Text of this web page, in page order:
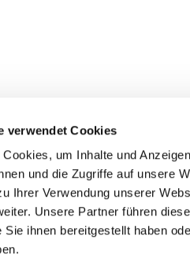
verwendet Cookies
um Inhalte und
und die Zugriffe auf unsere
Ihrer Verwendung unserer
Unsere Partner führen
Sie ihnen bereitgestellt haben
Pfarrei St.